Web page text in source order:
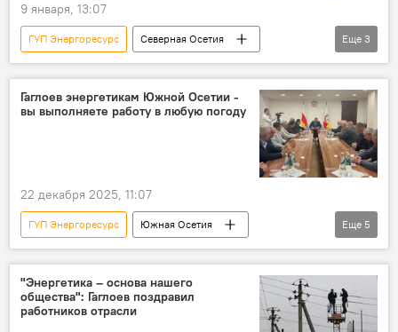
9 января, 13:07
ГУП Энергоресурс
Северная Осетия
Новости
энергоснабжение
энергетика
Еще 3
Гаглоев энергетикам Южной Осетии -
вы выполняете работу в любую погоду
22 декабря 2025, 11:07
ГУП Энергоресурс
Южная Осетия
энергоснабжение
энергетика
Энергоснабжение Южной Осетии
Алан Гаглоев
Новости
Еще 5
"Энергетика – основа нашего
общества": Гаглоев поздравил
работников отрасли